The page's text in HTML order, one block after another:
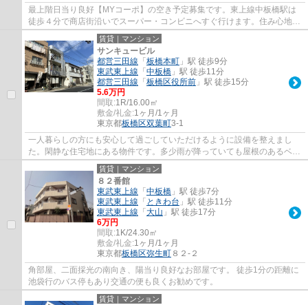
最上階日当り良好【MYコーポ】の空き予定募集です。東上線中板橋駅は
徒歩４分で商店街沿いでスーパー・コンビニへすぐ行けます。住み心地よ
い和室で安穏なひと時をお過ごし下さい。事...
賃貸｜マンション
サンキュービル
都営三田線 「 板橋本町 」駅 徒歩9分
東武東上線 「 中板橋 」駅 徒歩11分
都営三田線 「 板橋区役所前 」駅 徒歩15分
5.6万円
間取:1R/16.00㎡
敷金/礼金:1ヶ月/1ヶ月
東京都板橋区双葉町3-1
一人暮らしの方にも安心して過ごしていただけるように設備を整えまし
た。閑静な住宅地にある物件です。多少雨が降っていても屋根のあるベラ
ンダなら洗濯物が干せます。靴の保管場所と...
賃貸｜マンション
８２番館
東武東上線 「 中板橋 」駅 徒歩7分
東武東上線 「 ときわ台 」駅 徒歩11分
東武東上線 「 大山 」駅 徒歩17分
6万円
間取:1K/24.30㎡
敷金/礼金:1ヶ月/1ヶ月
東京都板橋区弥生町 ８２-２
角部屋、二面採光の南向き、陽当り良好なお部屋です。 徒歩1分の距離に
池袋行のバス停もあり交通の便も良くお勧めです。
賃貸｜マンション